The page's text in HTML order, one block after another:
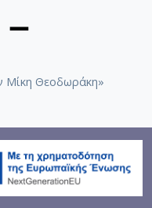
Μίκη Θεοδωράκη»